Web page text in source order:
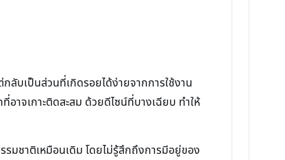
บเป็นส่วนที่เกิดรอยได้ง่ายจากการใช้งาน
าจเกาะติดสะสม ด้วยดีไซน์ที่บางเฉียบ ทำให้
มชาติเหมือนเดิม โดยไม่รู้สึกถึงการมีอยู่ของ